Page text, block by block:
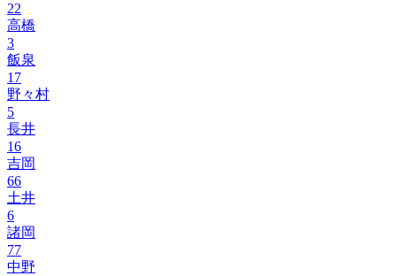
22
高橋
3
飯泉
17
野々村
5
長井
16
吉岡
66
土井
6
諸岡
77
中野